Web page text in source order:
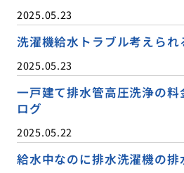
2025.05.23
洗濯機給水トラブル考えられ
2025.05.23
一戸建て排水管高圧洗浄の
ログ
2025.05.22
給水中なのに排水洗濯機の排